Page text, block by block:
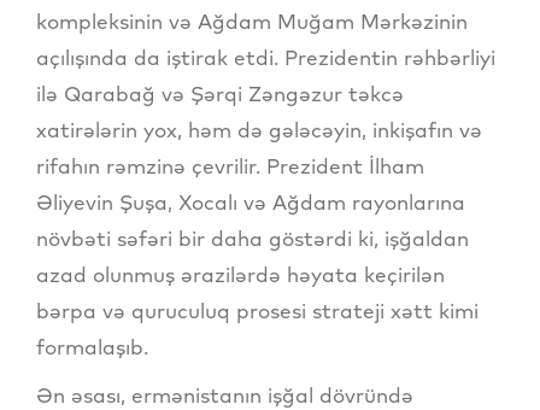
kompleksinin və Ağdam Muğam Mərkəzinin
açılışında da iştirak etdi. Prezidentin rəhbərliyi
ilə Qarabağ və Şərqi Zəngəzur təkcə
xatirələrin yox, həm də gələcəyin, inkişafın və
rifahın rəmzinə çevrilir. Prezident İlham
Əliyevin Şuşa, Xocalı və Ağdam rayonlarına
növbəti səfəri bir daha göstərdi ki, işğaldan
azad olunmuş ərazilərdə həyata keçirilən
bərpa və quruculuq prosesi strateji xətt kimi
formalaşıb.
Ən əsası, ermənistanın işğal dövründə